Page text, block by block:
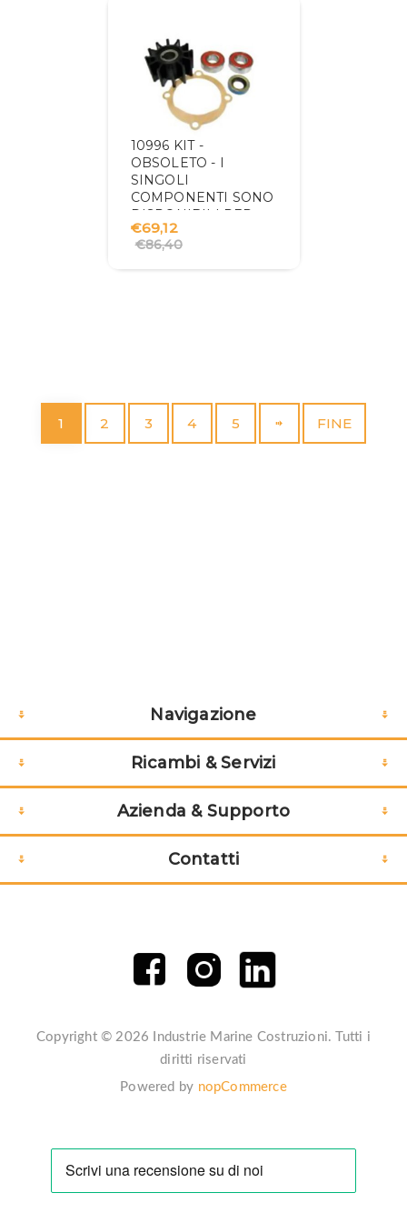
10996 KIT -
OBSOLETO - I
SINGOLI
COMPONENTI SONO
DISPONIBILI PER
L'ACQUISTO
€69,12
€86,40
1 2 3 4 5 FINE
Navigazione
Ricambi & Servizi
Azienda & Supporto
Contatti
Copyright © 2026 Industrie Marine Costruzioni. Tutti i
diritti riservati
Powered by nopCommerce